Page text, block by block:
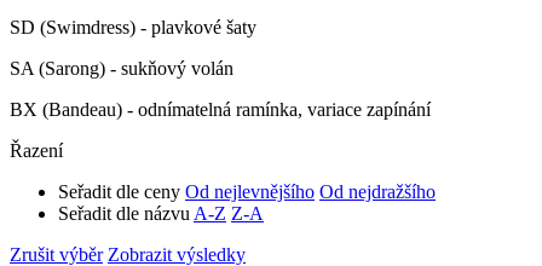
SD (Swimdress) - plavkové šaty
SA (Sarong) - sukňový volán
BX (Bandeau) - odnímatelná ramínka, variace zapínání
Řazení
Seřadit dle ceny Od nejlevnějšího Od nejdražšího
Seřadit dle názvu A-Z Z-A
Zrušit výběr Zobrazit výsledky